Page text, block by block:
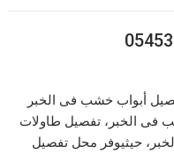
أبواب خشب فى الخبر
فى الخبر، تفصيل طاولات
حيثيوفر محل تفصيل